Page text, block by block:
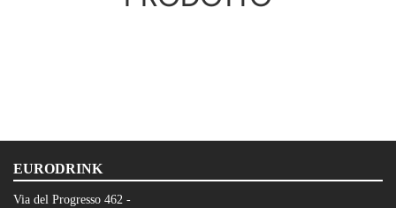
EURODRINK
Via del Progresso 462 -